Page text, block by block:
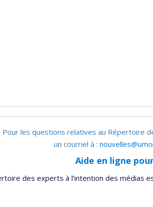
Pour les questions relatives au Répertoire
un courriel à :
Aide en ligne
des experts à l’intention des médias